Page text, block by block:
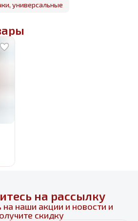
универсальные
на рассылку
наши акции и новости и
скидку